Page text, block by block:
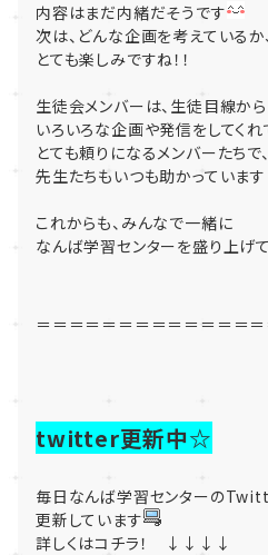
内容はまだ内緒だそうです
次は、どんな企画を考えているか
とても楽しみですね！！
生徒会メンバーは、生徒目線から
いろいろな企画や発信をしてく
とても頼りになるメンバーたちで、
先生たちもいつも助かっています
これからも、みんなで一緒に
なんば学習センターを盛り上げ
＝＝＝＝＝＝＝＝＝＝＝＝＝
twitter更新中☆
毎日なんば学習センターの
更新しています
詳しくはコチラ！ ↓↓↓↓